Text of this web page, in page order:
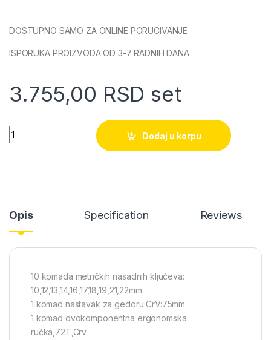
DOSTUPNO SAMO ZA ONLINE PORUCIVANJE
ISPORUKA PROIZVODA OD 3-7 RADNIH DANA
3.755,00 RSD set
12-delni set gedora ključeva sa ručicom 1/2" Tolsen (15152)
Dodaj u korpu
Opis Specification Reviews
10 komada metričkih nasadnih ključeva:
10,12,13,14,16,17,18,19,21,22mm
1 komad nastavak za gedoru CrV:75mm
1 komad dvokomponentna ergonomska
ručka,72T,Crv